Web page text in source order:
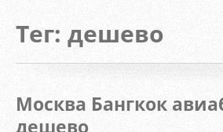
Тег: дешево
Москва Бангкок
дешево